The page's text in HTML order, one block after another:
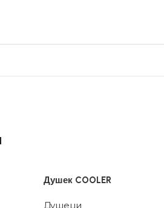
Душек COOLER
Душеци